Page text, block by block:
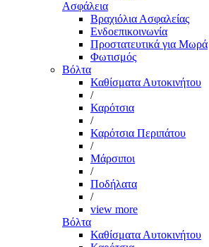
Ασφάλεια
Βραχιόλια Ασφαλείας
Ενδοεπικοινωνία
Προστατευτικά για Μωρά
Φωτισμός
Βόλτα
Καθίσματα Αυτοκινήτου
/
Καρότσια
/
Καρότσια Περιπάτου
/
Μάρσιποι
/
Ποδήλατα
/
view more
Βόλτα
Καθίσματα Αυτοκινήτου